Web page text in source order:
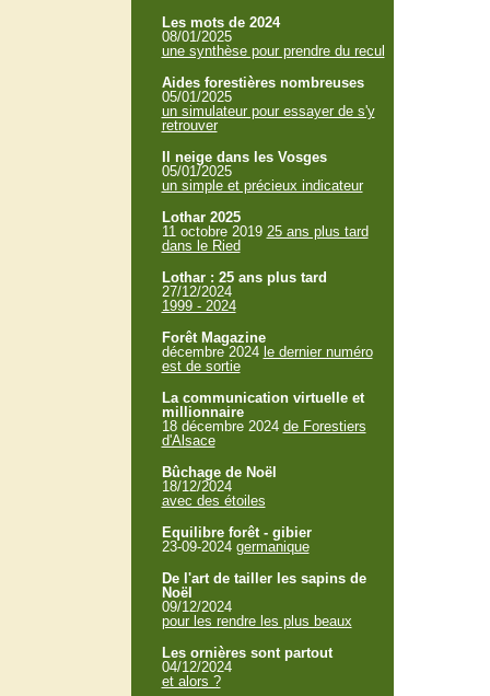
Les mots de 2024
08/01/2025
une synthèse pour prendre du recul
Aides forestières nombreuses
05/01/2025
un simulateur pour essayer de s'y
retrouver
Il neige dans les Vosges
05/01/2025
un simple et précieux indicateur
Lothar 2025
11 octobre 2019 25 ans plus tard
dans le Ried
Lothar : 25 ans plus tard
27/12/2024
1999 - 2024
Forêt Magazine
décembre 2024 le dernier numéro
est de sortie
La communication virtuelle et
millionnaire
18 décembre 2024 de Forestiers
d'Alsace
Bûchage de Noël
18/12/2024
avec des étoiles
Equilibre forêt - gibier
23-09-2024 germanique
De l'art de tailler les sapins de
Noël
09/12/2024
pour les rendre les plus beaux
Les ornières sont partout
04/12/2024
et alors ?